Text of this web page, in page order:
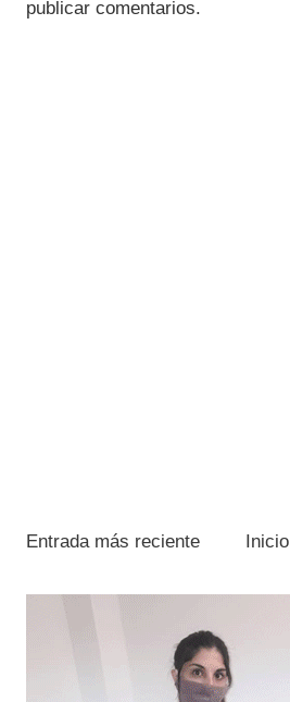
publicar comentarios.
Entrada más reciente Inicio